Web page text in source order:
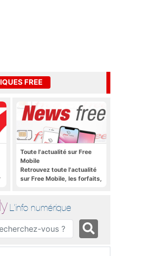
FREE
Toute l'actualité sur Free
Mobile
Retrouvez toute l'actualité
sur Free Mobile, les forfaits,
bien plus encore
L'info numérique